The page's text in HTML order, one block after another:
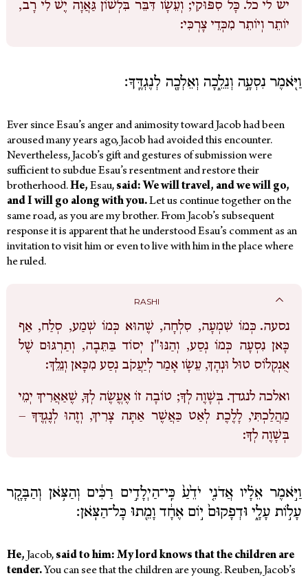
יש לי כל. כָּל סִפּוּקִי; וְעֵשָׂו דִּבֵּר בִּלְשׁוֹן גַּאֲוָה יֶשׁ לִי רָב,
יוֹתֵר וְיוֹתֵר מִכְּדֵי צָרְכִּי:
וַיֹּ֖אמֶר נִסְעָ֣ה וְנֵלֵ֑כָה וְאֵלְכָ֖ה לְנֶגְדֶּֽךָ׃
Ever since Esau’s anger and animosity toward Jacob had been
aroused many years ago, Jacob had avoided this encounter.
Nevertheless, Jacob’s gift and gestures of submission were
sufficient to subdue Esau’s resentment and restore their
brotherhood.He, Esau, said: We will travel, and we will go,
and I will go along with you.Let us continue together on the
same road, as you are my brother. From Jacob’s subsequent
response it is apparent that he understood Esau’s comment as an
invitation to visit him or even to live with him in the place where
he ruled.
RASHI
נסעה. כְּמוֹ שִׁמְעָה, סִלְחָה, שֶׁהוּא כְּמוֹ שְׁמַע, סְלַח, אַף
כָּאן נִסְעָה כְּמוֹ נְסַע, וְהַנּוּ"ן יְסוֹד בַּתֵּבָה, וְתַרְגּוּם שֶׁל
אֻנְקְלוֹס טוּל וּנְהָךְ, עֵשָׂו אָמַר לְיַעֲקֹב נְסַע מִכָּאן וְנֵלֵךְ:
ואלכה לנגדך. בְּשָׁוֶה לְךָ; טוֹבָה זוֹ אֶעֱשֶׂה לְךָ, שֶׁאַאֲרִיךְ יְמֵי
מַהֲלַכְתִּי, לָלֶכֶת לְאַט כַּאֲשֶׁר אַתָּה צָרִיךְ, וְזֶהוּ לְנֶגְדֶּךָ –
בְּשָׁוֶה לְךָ:
וַיֹּ֣אמֶר אֵלָ֗יו אֲדֹנִ֤י יֹדֵ֙עַ֙ כִּֽי־הַיְלָדִ֣ים רַכִּ֔ים וְהַצֹּ֥אן וְהַבָּקָ֖ר
עָל֣וֹת עָלָ֑י וּדְפָקוּם֙ י֣וֹם אֶחָ֔ד וָמֵ֖תוּ כָּל־הַצֹּֽאן׃
He, Jacob, said to him: My lord knows that the children are
tender. You can see that the children are young. Reuben, Jacob’s